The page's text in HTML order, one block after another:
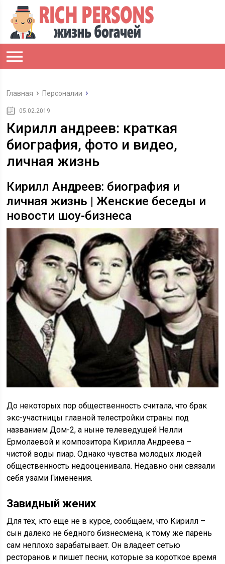
Главная Персоналии
05.02.2019
Кирилл андреев: краткая
биография, фото и видео,
личная жизнь
Кирилл Андреев: биография и
личная жизнь | Женские беседы и
новости шоу-бизнеса
До некоторых пор общественность считала, что брак
экс-участницы главной телестройки страны под
названием Дом-2, а ныне телеведущей Нелли
Ермолаевой и композитора Кирилла Андреева –
чистой воды пиар. Однако чувства молодых людей
общественность недооценивала. Недавно они связали
себя узами Гименения.
Завидный жених
Для тех, кто еще не в курсе, сообщаем, что Кирилл –
сын далеко не бедного бизнесмена, к тому же парень
сам неплохо зарабатывает. Он владеет сетью
ресторанов и пишет песни, которые за короткое время